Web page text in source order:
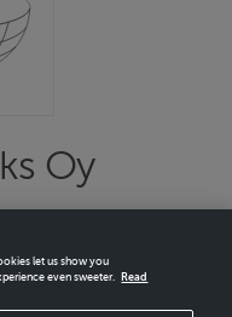
Oy
STORE IN MINUTES.
let us show you
even sweeter.
Read